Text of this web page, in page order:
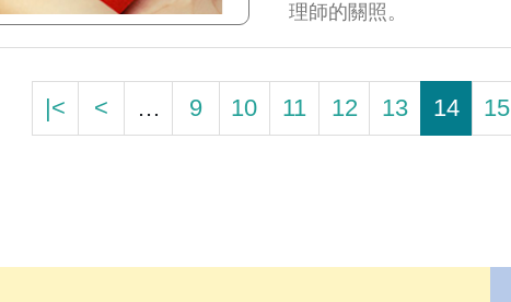
理師的關照。
|< < … 9 10 11 12 13 14 15